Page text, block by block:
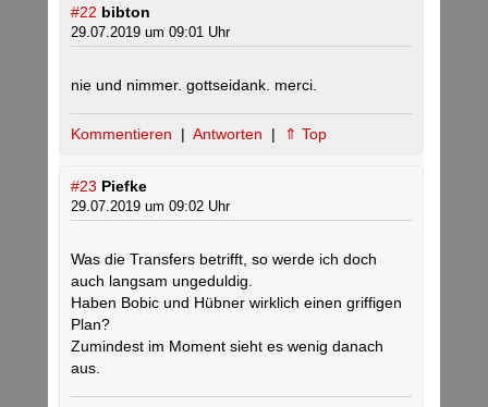
#22 bibton
29.07.2019 um 09:01 Uhr
nie und nimmer. gottseidank. merci.
Kommentieren | Antworten | ⇑ Top
#23 Piefke
29.07.2019 um 09:02 Uhr
Was die Transfers betrifft, so werde ich doch
auch langsam ungeduldig.
Haben Bobic und Hübner wirklich einen griffigen
Plan?
Zumindest im Moment sieht es wenig danach
aus.